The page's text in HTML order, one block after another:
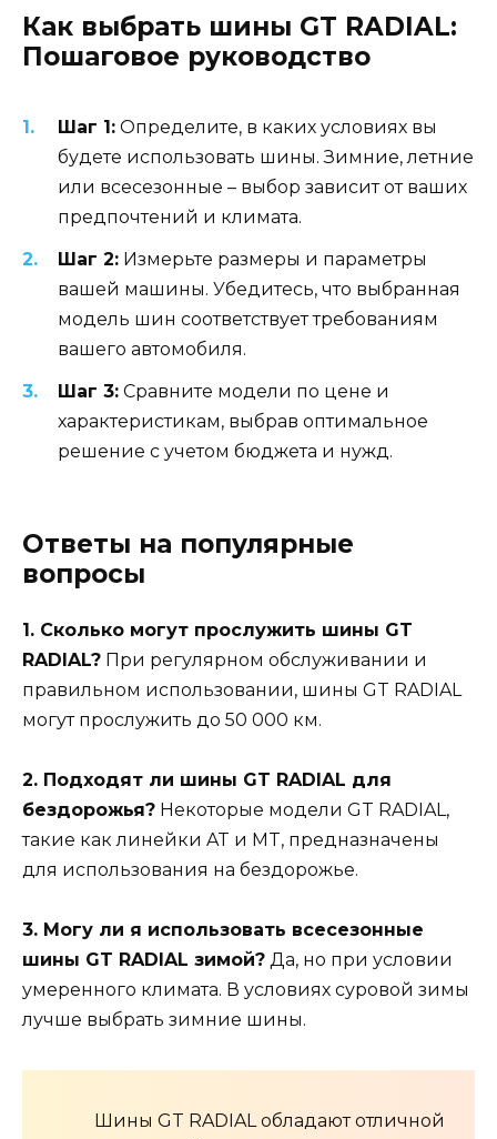
Как выбрать шины GT RADIAL:
Пошаговое руководство
Шаг 1: Определите, в каких условиях вы
будете использовать шины. Зимние, летние
или всесезонные – выбор зависит от ваших
предпочтений и климата.
Шаг 2: Измерьте размеры и параметры
вашей машины. Убедитесь, что выбранная
модель шин соответствует требованиям
вашего автомобиля.
Шаг 3: Сравните модели по цене и
характеристикам, выбрав оптимальное
решение с учетом бюджета и нужд.
Ответы на популярные
вопросы
1. Сколько могут прослужить шины GT
RADIAL? При регулярном обслуживании и
правильном использовании, шины GT RADIAL
могут прослужить до 50 000 км.
2. Подходят ли шины GT RADIAL для
бездорожья? Некоторые модели GT RADIAL,
такие как линейки AT и MT, предназначены
для использования на бездорожье.
3. Могу ли я использовать всесезонные
шины GT RADIAL зимой? Да, но при условии
умеренного климата. В условиях суровой зимы
лучше выбрать зимние шины.
Шины GT RADIAL обладают отличной